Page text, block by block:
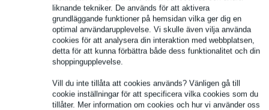
liknande tekniker. De används för att aktivera
grundläggande funktioner på hemsidan vilka ger dig en
optimal användarupplevelse. Vi skulle även vilja använda
cookies för att analysera din interaktion med webbplatsen,
detta för att kunna förbättra både dess funktionalitet och din
shoppingupplevelse.
Vill du inte tillåta att cookies används? Vänligen gå till
cookie inställningar för att specificera vilka cookies som du
tillåter. Mer information om cookies och hur vi använder oss
nominell impedans: 8 Ω
frekvensomfång: 150 - 20000 Hz
Fullständiga specifikationer